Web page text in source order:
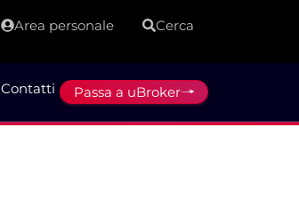
Area personale Cerca
Contatti Passa a uBroker